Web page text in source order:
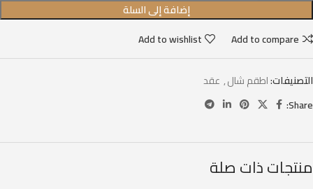
إضافة إلى السلة
Add to compare
Add to wishlist
التصنيفات:اطقم شال, عقد
Share:
منتجات ذات صلة